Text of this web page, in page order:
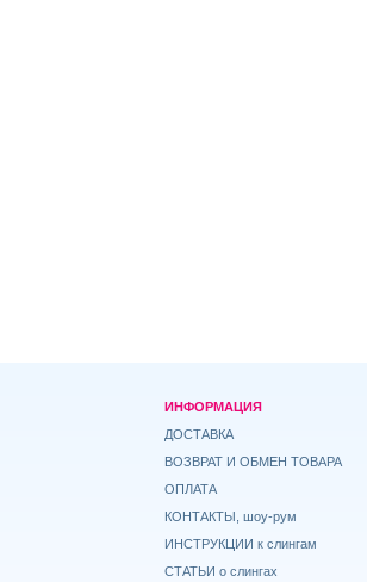
ИНФОРМАЦИЯ
ДОСТАВКА
ВОЗВРАТ И ОБМЕН ТОВАРА
ОПЛАТА
КОНТАКТЫ, шоу-рум
ИНСТРУКЦИИ к слингам
СТАТЬИ о слингах